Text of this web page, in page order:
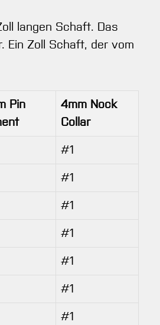
langen Schaft. Das
Ein Zoll Schaft, der vom
Pin
4mm Nock
Collar
#1
#1
#1
#1
#1
#1
#1